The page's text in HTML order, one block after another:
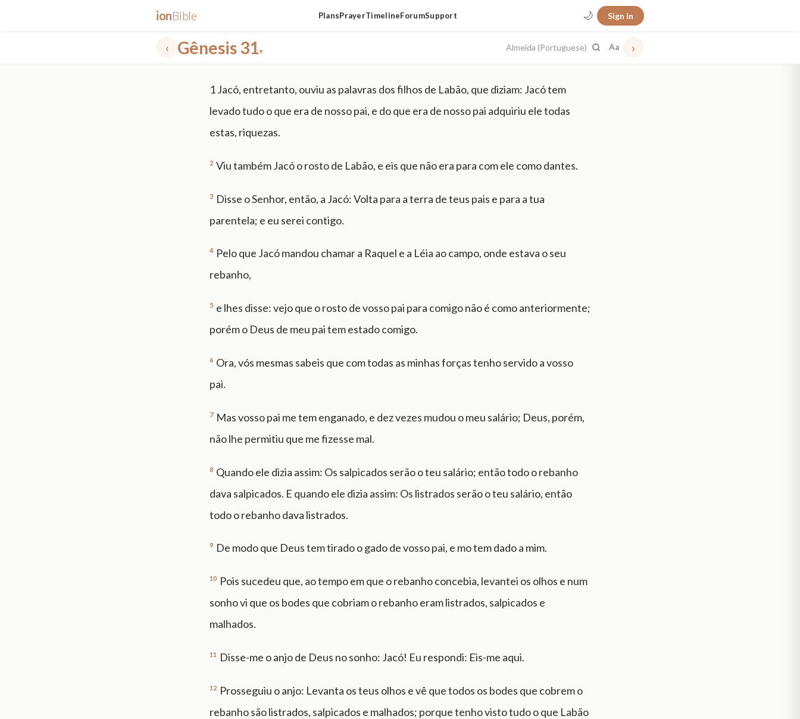
ionBible PlansPrayerTimelineForumSupport 🌙 Sign in
‹ Gênesis 31▾ Almeida (Portuguese) Aa ›
1Jacó, entretanto, ouviu as palavras dos filhos de Labão, que diziam: Jacó tem
levado tudo o que era de nosso pai, e do que era de nosso pai adquiriu ele todas
estas, riquezas.
2 Viu também Jacó o rosto de Labão, e eis que não era para com ele como dantes.
3 Disse o Senhor, então, a Jacó: Volta para a terra de teus pais e para a tua
parentela; e eu serei contigo.
4 Pelo que Jacó mandou chamar a Raquel e a Léia ao campo, onde estava o seu
rebanho,
5 e lhes disse: vejo que o rosto de vosso pai para comigo não é como anteriormente;
porém o Deus de meu pai tem estado comigo.
6 Ora, vós mesmas sabeis que com todas as minhas forças tenho servido a vosso
pai.
7 Mas vosso pai me tem enganado, e dez vezes mudou o meu salário; Deus, porém,
não lhe permitiu que me fizesse mal.
8 Quando ele dizia assim: Os salpicados serão o teu salário; então todo o rebanho
dava salpicados. E quando ele dizia assim: Os listrados serão o teu salário, então
todo o rebanho dava listrados.
9 De modo que Deus tem tirado o gado de vosso pai, e mo tem dado a mim.
10 Pois sucedeu que, ao tempo em que o rebanho concebia, levantei os olhos e num
sonho vi que os bodes que cobriam o rebanho eram listrados, salpicados e
malhados.
11 Disse-me o anjo de Deus no sonho: Jacó! Eu respondi: Eis-me aqui.
12 Prosseguiu o anjo: Levanta os teus olhos e vê que todos os bodes que cobrem o
rebanho são listrados, salpicados e malhados; porque tenho visto tudo o que Labão